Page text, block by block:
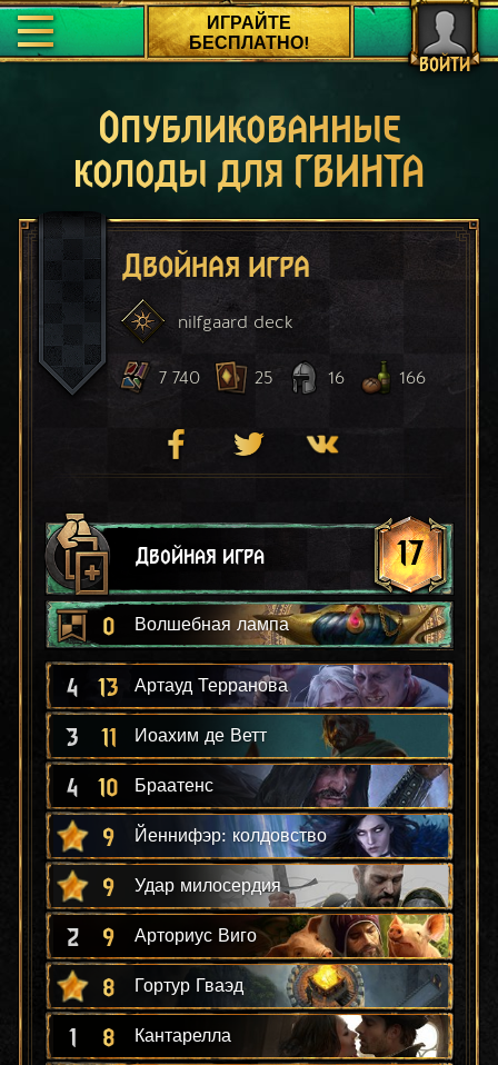
ВОЙТИ
ИГРАЙТЕ
БЕСПЛАТНО!
Опубликованные
колоды для ГВИНТА
Двойная игра
nilfgaard deck
7 740 25 16 166
Двойная игра 17
0 Волшебная лампа
4 13 Артауд Терранова
3 11 Иоахим де Ветт
4 10 Браатенс
9 Йеннифэр: колдовство
9 Удар милосердия
2 9 Арториус Виго
8 Гортур Гваэд
1 8 Кантарелла